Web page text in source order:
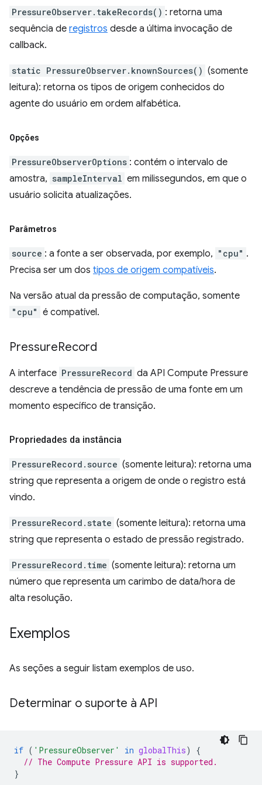
PressureObserver.takeRecords() : retorna uma
sequência de registros desde a última invocação de
callback.
static PressureObserver.knownSources() (somente
leitura): retorna os tipos de origem conhecidos do
agente do usuário em ordem alfabética.
Opções
PressureObserverOptions : contém o intervalo de
amostra, sampleInterval em milissegundos, em que o
usuário solicita atualizações.
Parâmetros
source : a fonte a ser observada, por exemplo, "cpu" .
Precisa ser um dos tipos de origem compatíveis.
Na versão atual da pressão de computação, somente
"cpu" é compatível.
PressureRecord
A interface PressureRecord da API Compute Pressure
descreve a tendência de pressão de uma fonte em um
momento específico de transição.
Propriedades da instância
PressureRecord.source (somente leitura): retorna uma
string que representa a origem de onde o registro está
vindo.
PressureRecord.state (somente leitura): retorna uma
string que representa o estado de pressão registrado.
PressureRecord.time (somente leitura): retorna um
número que representa um carimbo de data/hora de
alta resolução.
Exemplos
As seções a seguir listam exemplos de uso.
Determinar o suporte à API
if ( 'PressureObserver' in globalThis)
{
// The Compute Pressure API is supported.
}